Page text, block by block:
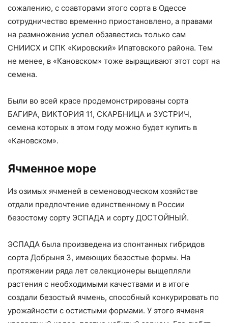
сожалению, с соавторами этого сорта в Одессе
сотрудничество временно приостановлено, а правами
на размножение успел обзавестись только сам
СНИИСХ и СПК «Кировский» Ипатовского района. Тем
не менее, в «Кановском» тоже выращивают этот сорт на
семена.
Были во всей красе продемонстрированы сорта
БАГИРА, ВИКТОРИЯ 11, СКАРБНИЦА и ЗУСТРИЧ,
семена которых в этом году можно будет купить в
«Кановском».
Ячменное море
Из озимых ячменей в семеноводческом хозяйстве
отдали предпочтение единственному в России
безостому сорту ЭСПАДА и сорту ДОСТОЙНЫЙ.
ЭСПАДА была произведена из спонтанных гибридов
сорта Добрыня 3, имеющих безостые формы. На
протяжении ряда лет селекционеры выщепляли
растения с необходимыми качествами и в итоге
создали безостый ячмень, способный конкурировать по
урожайности с остистыми формами. У этого ячменя